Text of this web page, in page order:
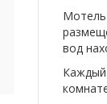
вод